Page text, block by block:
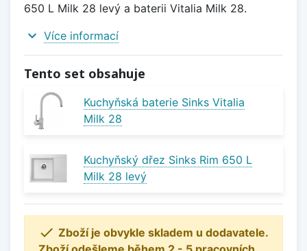
650 L Milk 28 levý a baterii Vitalia Milk 28.
expand_more Více informací
Tento set obsahuje
Kuchyňská baterie Sinks Vitalia
Milk 28
Kuchyňský dřez Sinks Rim 650 L
Milk 28 levý
 Zboží je obvykle skladem u dodavatele.